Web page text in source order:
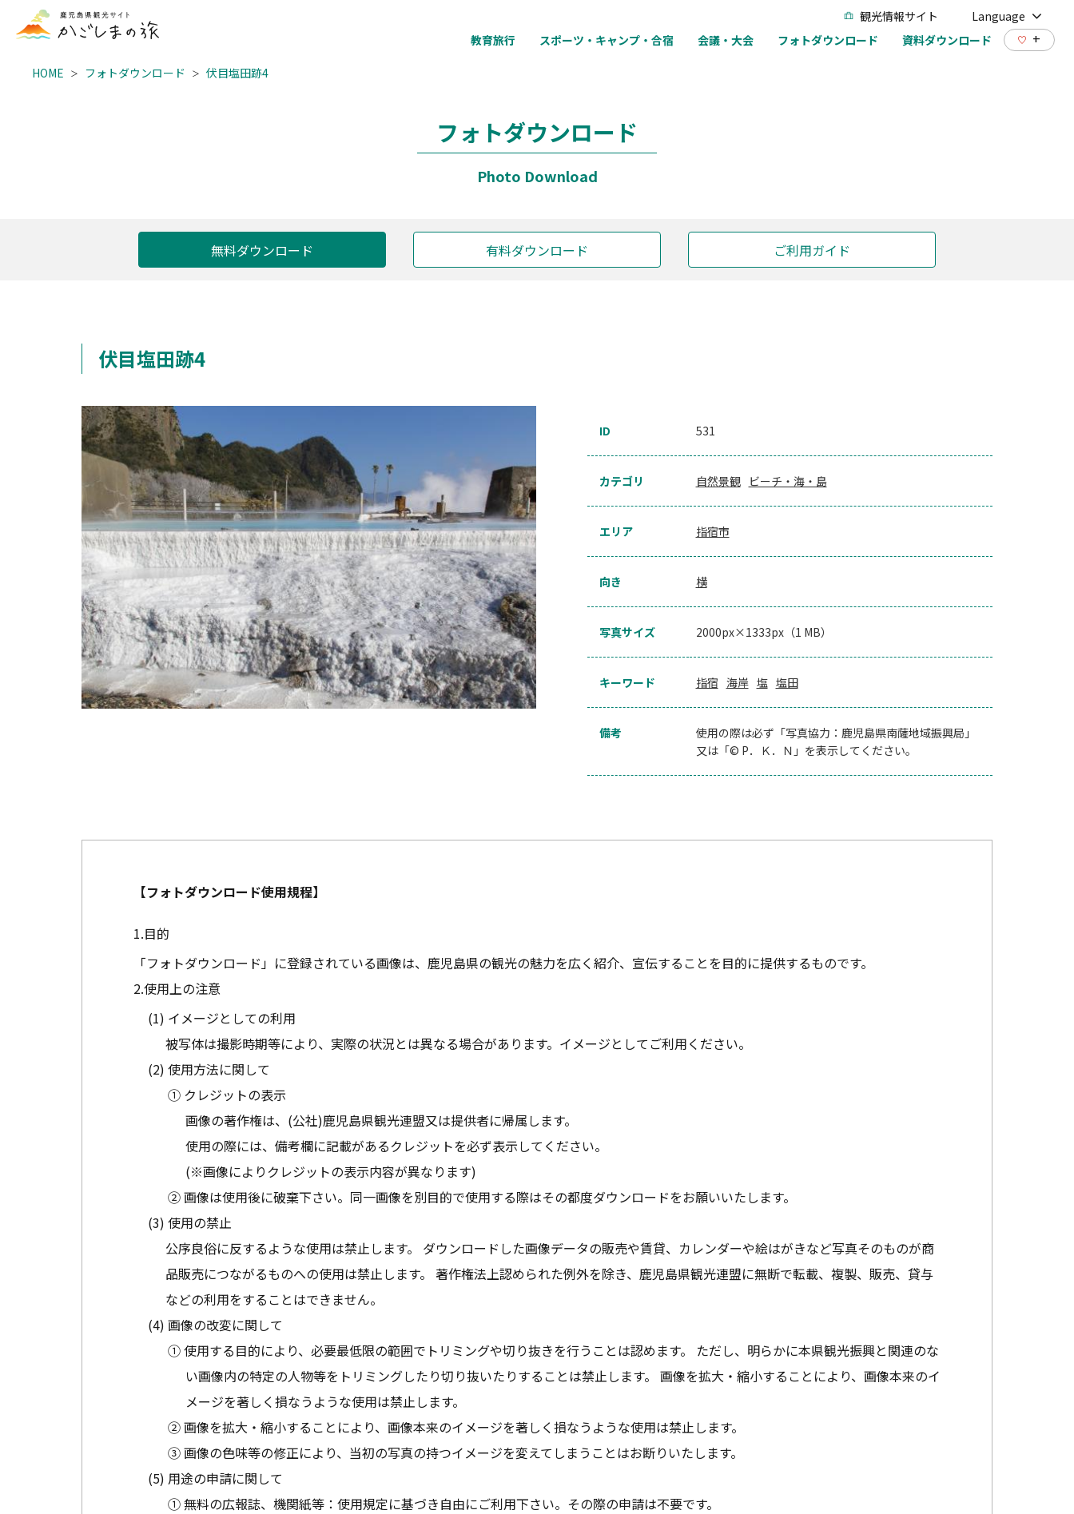
観光情報サイト
Language
教育旅行
スポーツ・キャンプ・合宿 会議・大会 フォトダウンロード 資料ダウンロード +
HOME フォトダウンロード 伏目塩田跡4
フォトダウンロード
Photo Download
無料ダウンロード 有料ダウンロード ご利用ガイド
伏目塩田跡4
ID 531
カテゴリ 自然景観 ビーチ・海・島
エリア 指宿市
向き 横
写真サイズ 2000px×1333px（1 MB）
キーワード 指宿 海岸 塩 塩田
備考
使用の際は必ず「写真協力：鹿児島県南薩地域振興局」
又は「© P．Ｋ．Ｎ」を表示してください。
【フォトダウンロード使用規程】
目的
「フォトダウンロード」に登録されている画像は、鹿児島県の観光の魅力を広く紹介、宣伝することを目的に提供するものです。
使用上の注意
イメージとしての利用
被写体は撮影時期等により、実際の状況とは異なる場合があります。イメージとしてご利用ください。
使用方法に関して
① クレジットの表示
画像の著作権は、(公社)鹿児島県観光連盟又は提供者に帰属します。
使用の際には、備考欄に記載があるクレジットを必ず表示してください。
(※画像によりクレジットの表示内容が異なります)
② 画像は使用後に破棄下さい。同一画像を別目的で使用する際はその都度ダウンロードをお願いいたします。
使用の禁止
公序良俗に反するような使用は禁止します。 ダウンロードした画像データの販売や賃貸、カレンダーや絵はがきなど写真そのものが商
品販売につながるものへの使用は禁止します。 著作権法上認められた例外を除き、鹿児島県観光連盟に無断で転載、複製、販売、貸与
などの利用をすることはできません。
画像の改変に関して
① 使用する目的により、必要最低限の範囲でトリミングや切り抜きを行うことは認めます。 ただし、明らかに本県観光振興と関連のな
い画像内の特定の人物等をトリミングしたり切り抜いたりすることは禁止します。 画像を拡大・縮小することにより、画像本来のイ
メージを著しく損なうような使用は禁止します。
② 画像を拡大・縮小することにより、画像本来のイメージを著しく損なうような使用は禁止します。
③ 画像の色味等の修正により、当初の写真の持つイメージを変えてしまうことはお断りいたします。
用途の申請に関して
① 無料の広報誌、機関紙等：使用規定に基づき自由にご利用下さい。その際の申請は不要です。